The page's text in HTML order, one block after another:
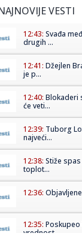
VESTI
12:43: Svađa
drugih ...
12:41: Džejlen
je p...
12:40: Blokaderi
će veti...
12:39: Tuborg
najveći...
12:38: Stiže
toplot...
12:36:
12:35: Poskupeo
vrednost...